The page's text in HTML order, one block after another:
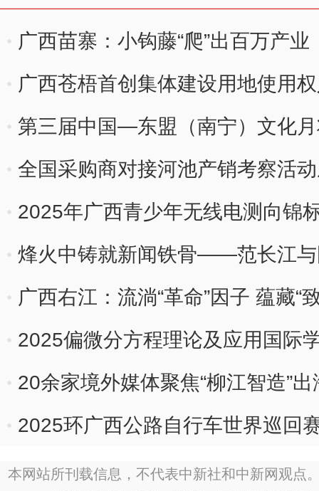
广西苗寨：小钩藤“爬”出百万产业
广西苍梧首创集体建设用地使用
第三届中国—东盟（南宁）文化
全国采购商对接河池产销考察活
2025年广西青少年无线电测向锦
烽火中铸就新闻铁骨——范长江与
广西右江：流淌“革命”因子 蕴藏“
2025偏微分方程理论及应用国际
20余家境外媒体聚焦“柳江智造”出
2025环广西公路自行车世界巡回
本网站所刊载信息，不代表中新社和中新网观点